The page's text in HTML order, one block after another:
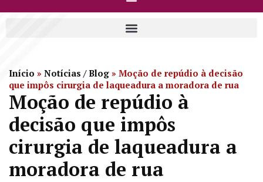
Início » Notícias / Blog » Moção de repúdio à decisão
que impôs cirurgia de laqueadura a moradora de rua
Moção de repúdio à
decisão que impôs
cirurgia de laqueadura a
moradora de rua